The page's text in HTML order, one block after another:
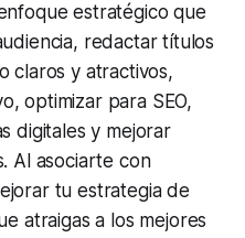
estratégico que
redactar títulos
claros y atractivos,
optimizar para SEO,
digitales y mejorar
Al asociarte con
tu estrategia de
atraigas a los mejores